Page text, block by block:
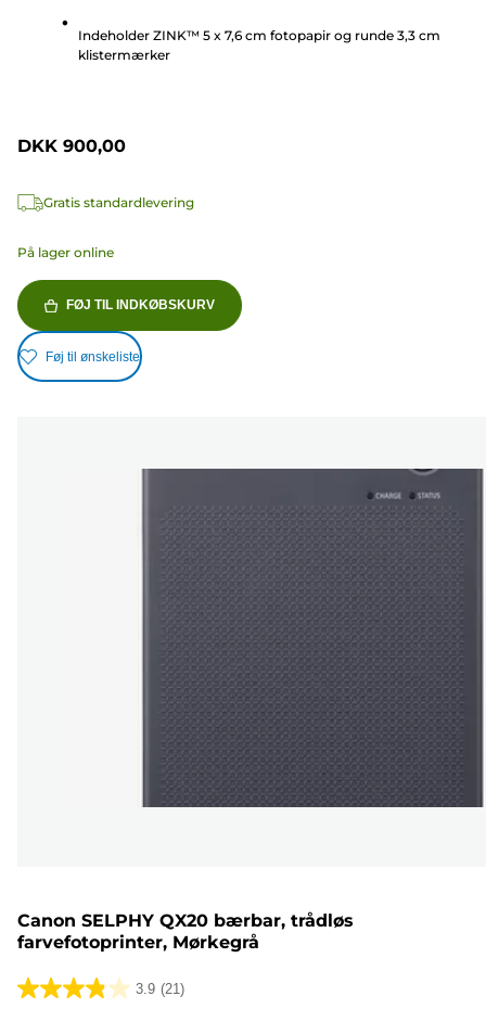
anmeldelserIndeholder ZINK™ 5 x 7,6 cm fotopapir og runde 3,3 cm
klistermærker
DKK 900,00
Gratis standardlevering
På lager online
FØJ TIL INDKØBSKURV
Føj til ønskeliste
Canon SELPHY QX20 bærbar, trådløs
farvefotoprinter, Mørkegrå
3.9 (21)
3.9